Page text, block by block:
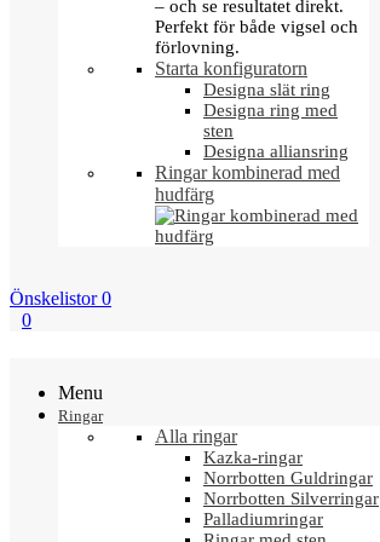
– och se resultatet direkt.
Perfekt för både vigsel och
förlovning.
Starta konfiguratorn
Designa slät ring
Designa ring med
sten
Designa alliansring
Ringar kombinerad med
hudfärg
Önskelistor 0
0
Menu
Ringar
Alla ringar
Kazka-ringar
Norrbotten Guldringar
Norrbotten Silverringar
Palladiumringar